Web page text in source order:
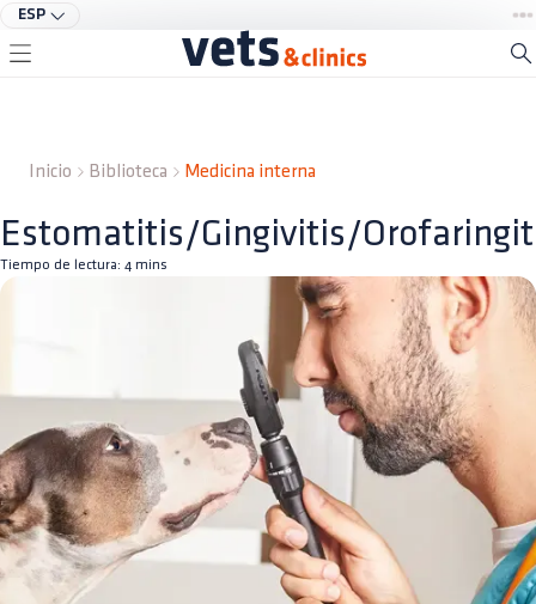
ESP
Inicio Biblioteca Medicina interna
Estomatitis/Gingivitis/
Tiempo de lectura: 4 mins